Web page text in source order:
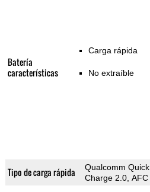
Batería
características
Carga rápida
No extraíble
Tipo de carga rápida
Qualcomm Quick
Charge 2.0, AFC